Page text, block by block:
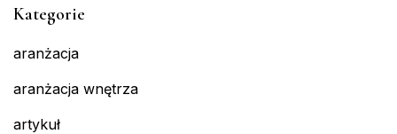
Kategorie
aranżacja
aranżacja wnętrza
artykuł